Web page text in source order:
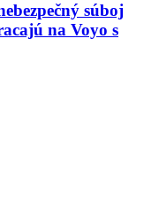
súboj
na Voyo s